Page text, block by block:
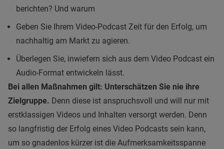
berichten? Und warum
Geben Sie Ihrem Video-Podcast Zeit für den Erfolg, um
nachhaltig am Markt zu agieren.
Überlegen Sie, inwiefern sich aus dem Video Podcast ein
Audio-Format entwickeln lässt.
Bei allen Maßnahmen gilt: Unterschätzen Sie nie ihre
Zielgruppe. Denn diese ist anspruchsvoll und will nur mit
erstklassigen Videos und Inhalten versorgt werden. Denn
so langfristig der Erfolg eines Video Podcasts sein kann,
um so gnadenlos kürzer ist die Aufmerksamkeitsspanne